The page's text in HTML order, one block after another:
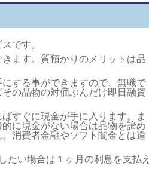
です。
ます。質預かりのメリットは品
する事ができますので、無職で
の品物の対価ぶんだけ即日融資
すぐに現金が手に入ります。ま
に現金がない場合は品物を諦め
消費者金融やソフト闇金とは違
たい場合は１ヶ月の利息を支払え